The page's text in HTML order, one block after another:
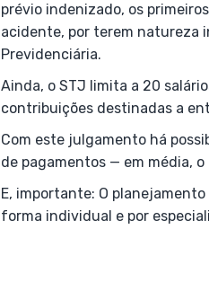
prévio indenizado, os
acidente, por terem natureza
Previdenciária.
Ainda, o STJ limita a 20
contribuições destinadas a
Com este julgamento há
de pagamentos — em média,
E, importante: O
forma individual e por